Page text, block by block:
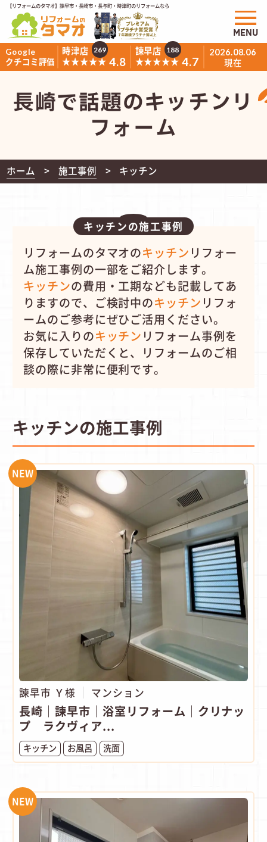
【リフォームのタマオ】諫早市・長崎市・長与町・時津町のリフォームなら
Google
クチコミ評価
時津店
★★★★★ 4.8
269
諫早店
★★★★★ 4.7
188 2026.08.06
現在
MENU
長崎で話題のキッチンリ
フォーム
ホーム 施工事例 キッチン
キッチンの施工事例
リフォームのタマオのキッチン リフォー
ム施工事例の一部をご紹介します。
キッチンの費用・工期なども記載してあ
りますので、ご検討中のキッチン リフォ
ームのご参考にぜひご活用ください。
お気に入りのキッチン リフォーム事例を
保存していただくと、リフォームのご相
談の際に非常に便利です。
キッチンの施工事例
NEW
諫早市 Ｙ様 マンション
長崎｜諫早市｜浴室リフォーム｜クリナッ
プ ラクヴィア...
キッチン お風呂 洗面
NEW